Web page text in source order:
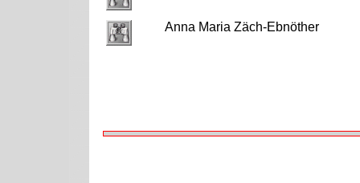
Anna Maria Zäch-Ebnöther